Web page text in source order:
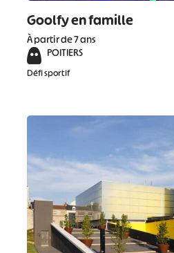
Goolfy en famille
À partir de 7 ans
POITIERS
Défi sportif